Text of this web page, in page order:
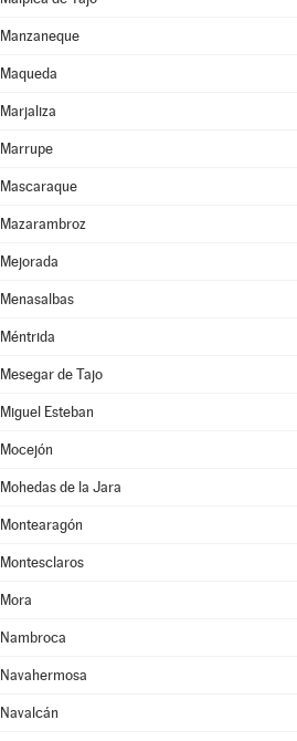
Manzaneque
Maqueda
Marjaliza
Marrupe
Mascaraque
Mazarambroz
Mejorada
Menasalbas
Méntrida
Mesegar de Tajo
Miguel Esteban
Mocejón
Mohedas de la Jara
Montearagón
Montesclaros
Mora
Nambroca
Navahermosa
Navalcán